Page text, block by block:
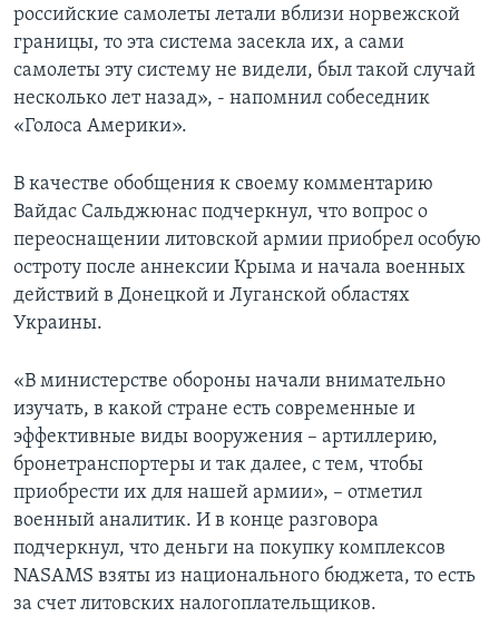
российские самолеты летали вблизи норвежской
границы, то эта система засекла их, а сами
самолеты эту систему не видели, был такой случай
несколько лет назад», - напомнил собеседник
«Голоса Америки».
В качестве обобщения к своему комментарию
Вайдас Сальджюнас подчеркнул, что вопрос о
переоснащении литовской армии приобрел особую
остроту после аннексии Крыма и начала военных
действий в Донецкой и Луганской областях
Украины.
«В министерстве обороны начали внимательно
изучать, в какой стране есть современные и
эффективные виды вооружения – артиллерию,
бронетранспортеры и так далее, с тем, чтобы
приобрести их для нашей армии», – отметил
военный аналитик. И в конце разговора
подчеркнул, что деньги на покупку комплексов
NASAMS взяты из национального бюджета, то есть
за счет литовских налогоплательщиков.